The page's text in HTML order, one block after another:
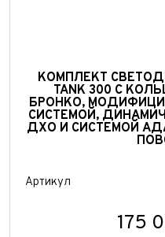
КОМПЛЕКТ
TANK 300 С
БРОНКО,
СИСТЕМОЙ,
ДХО И СИСТЕМОЙ
Артикул
175